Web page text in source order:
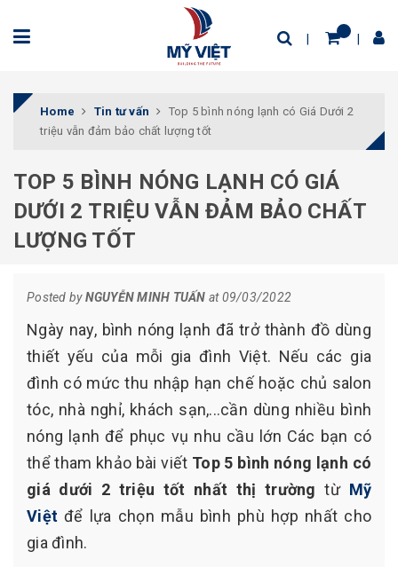
Home Tin tư vấn
Top 5 bình nóng lạnh có Giá Dưới 2
triệu vẫn đảm bảo chất lượng tốt
TOP 5 BÌNH NÓNG LẠNH CÓ GIÁ
DƯỚI 2 TRIỆU VẪN ĐẢM BẢO CHẤT
LƯỢNG TỐT
Posted byNGUYỄN MINH TUẤN at 09/03/2022
Ngày nay, bình nóng lạnh đã trở thành đồ dùng
thiết yếu của mỗi gia đình Việt. Nếu các gia
đình có mức thu nhập hạn chế hoặc chủ salon
tóc, nhà nghỉ, khách sạn,...cần dùng nhiều bình
nóng lạnh để phục vụ nhu cầu lớn Các bạn có
thể tham khảo bài viết Top 5 bình nóng lạnh có
giá dưới 2 triệu tốt nhất thị trườngtừ Mỹ
Việt để lựa chọn mẫu bình phù hợp nhất cho
gia đình.